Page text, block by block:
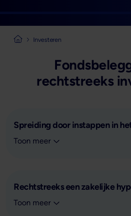
Naar de homepage van Mogelijk
Investeren
rechtstreeks
Spreiding door instappen in
Spreiding door instappen in het
Toon meer
Rechtstreeks een zakelijke
Rechtstreeks een zakelijke
Toon meer